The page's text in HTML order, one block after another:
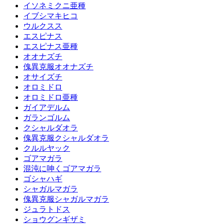
イソネミクニ亜種
イブシマキヒコ
ウルクスス
エスピナス
エスピナス亜種
オオナズチ
傀異克服オオナズチ
オサイズチ
オロミドロ
オロミドロ亜種
ガイアデルム
ガランゴルム
クシャルダオラ
傀異克服クシャルダオラ
クルルヤック
ゴアマガラ
混沌に呻くゴアマガラ
ゴシャハギ
シャガルマガラ
傀異克服シャガルマガラ
ジュラトドス
ショウグンギザミ